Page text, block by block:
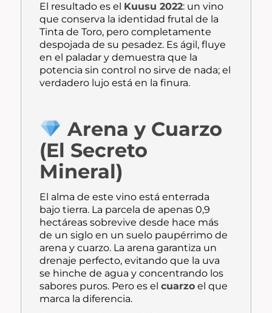
El resultado es el Kuusu 2022: un vino
que conserva la identidad frutal de la
Tinta de Toro, pero completamente
despojada de su pesadez. Es ágil, fluye
en el paladar y demuestra que la
potencia sin control no sirve de nada; el
verdadero lujo está en la finura.
Arena y Cuarzo
(El Secreto
Mineral)
El alma de este vino está enterrada
bajo tierra. La parcela de apenas 0,9
hectáreas sobrevive desde hace más
de un siglo en un suelo paupérrimo de
arena y cuarzo. La arena garantiza un
drenaje perfecto, evitando que la uva
se hinche de agua y concentrando los
sabores puros. Pero es elcuarzo el que
marca la diferencia.